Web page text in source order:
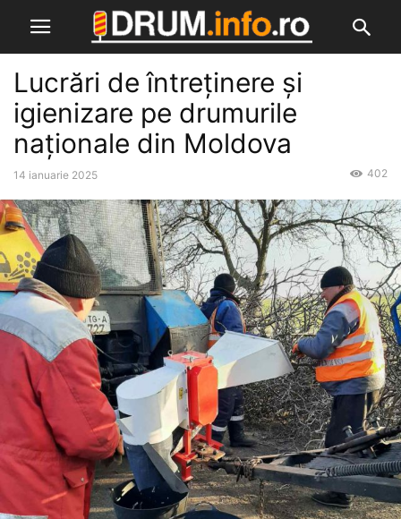
Lucrări de întreținere și
igienizare pe drumurile
naționale din Moldova
14 ianuarie 2025 402